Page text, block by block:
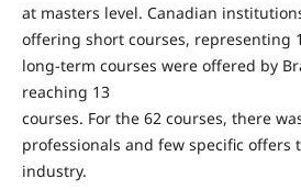
at masters level. Canadian
offering short courses, representing
long‑term courses were offered by
reaching 13
courses. For the 62 courses, there
professionals and few specific offers
industry.